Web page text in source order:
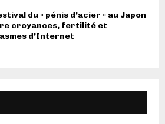
du « pénis d’acier » au Japon
croyances, fertilité et
d’Internet